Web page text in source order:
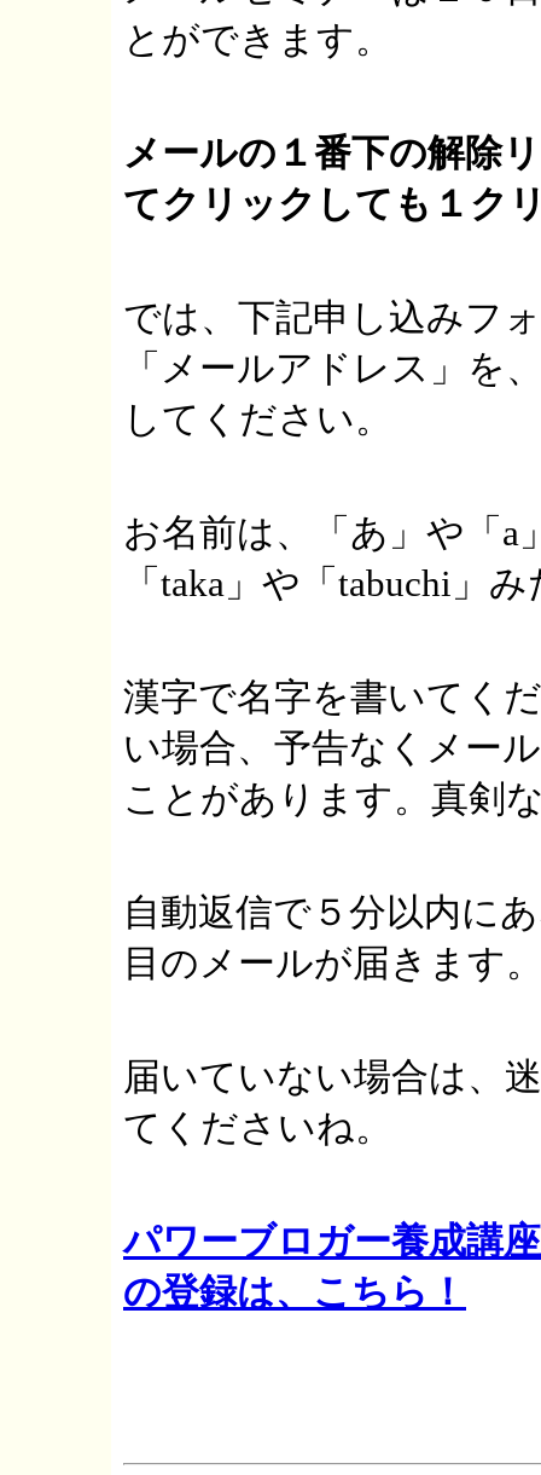
とができます。
メールの１番下の解除
てクリックしても１ク
では、下記申し込みフ
「メールアドレス」を
してください。
お名前は、「あ」や「a
「taka」や「tabuchi」
漢字で名字を書いてく
い場合、予告なくメー
ことがあります。真剣
自動返信で５分以内に
目のメールが届きます
届いていない場合は、
てくださいね。
パワーブロガー養成講
の登録は、こちら！